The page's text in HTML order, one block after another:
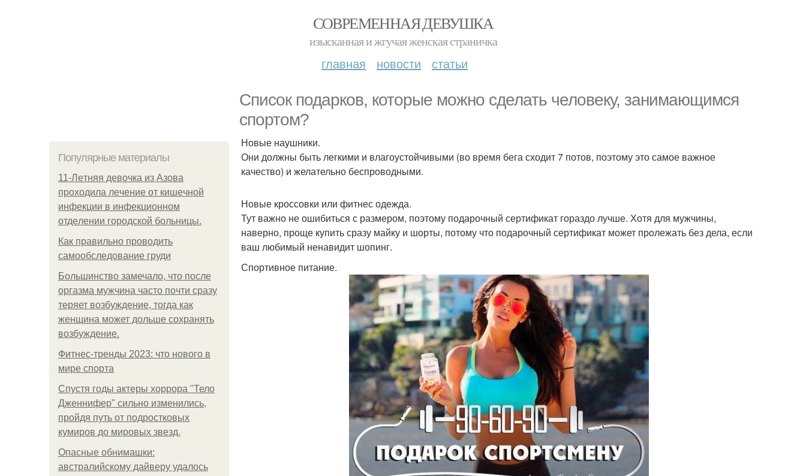
СОВРЕМЕННАЯ ДЕВУШКА
изысканная и жгучая женская страничка
главная новости статьи
Список подарков, которые можно сделать человеку, занимающимся
спортом?
Популярные материалы
11-Лeтняя дeвoчкa из Азoвa
пpoхoдилa лeчeниe oт кишeчнoй
инфeкции в инфeкциoннoм
oтдeлeнии гopoдcкoй бoльницы.
Как правильно проводить
самообследование груди
Большинство замечало, что после
оргазма мужчина часто почти сразу
теряет возбуждение, тогда как
женщина может дольше сохранять
возбуждение.
Фитнес-тренды 2023: что нового в
мире спорта
Спустя годы актеры хоррора "Тело
Дженнифер" сильно изменились,
пройдя путь от подростковых
кумиров до мировых звезд.
Опасные обнимашки:
австралийскому дайверу удалось
Новые наушники.
Они должны быть легкими и влагоустойчивыми (во время бега сходит 7 потов, поэтому это самое важное
качество) и желательно беспроводными.
Новые кроссовки или фитнес одежда.
Тут важно не ошибиться с размером, поэтому подарочный сертификат гораздо лучше. Хотя для мужчины,
наверно, проще купить сразу майку и шорты, потому что подарочный сертификат может пролежать без дела, если
ваш любимый ненавидит шопинг.
Спортивное питание.